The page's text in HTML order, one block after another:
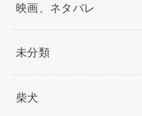
映画、ネタバレ
未分類
柴犬